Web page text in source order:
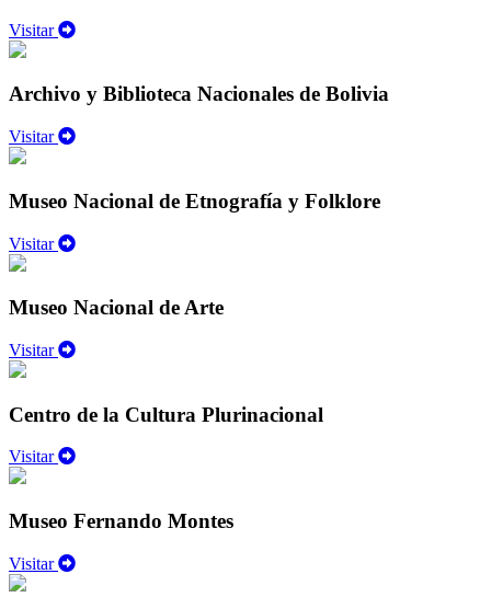
Visitar
Archivo y Biblioteca Nacionales de Bolivia
Visitar
Museo Nacional de Etnografía y Folklore
Visitar
Museo Nacional de Arte
Visitar
Centro de la Cultura Plurinacional
Visitar
Museo Fernando Montes
Visitar